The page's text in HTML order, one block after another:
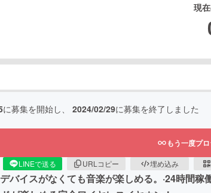
現
に募集を開始し、 2024/02/29に募集を終了しました
もう一度プ
LINEで送る URLコピー 埋め込み
バイスがなくても音楽が楽しめる。·24時